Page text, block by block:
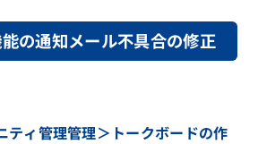
の通知メール不具合の修正
ティ管理管理＞トークボードの作